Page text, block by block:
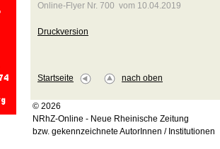
Online-Flyer Nr. 700 vom 10.04.2019
Druckversion
Startseite nach oben
© 2026
NRhZ-Online - Neue Rheinische Zeitung
bzw. gekennzeichnete AutorInnen / Institutionen